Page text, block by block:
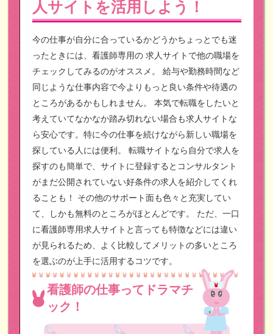
人サイトを活用しよう！
今の仕事が自分に合っているかどうかちょっとでも迷
ったときには、看護師専用の 求人サイトで他の職場を
チェックしてみるのがオススメ。
給与や勤務時間など
同じような仕事内容で今よりもっと良い条件や待遇の
ところがあるかもしれません。
本気で転職をしたいと
考えていてなかなか踏み切れない場合も求人サイトな
ら安心です。特に今の仕事を続けながら新しい職場を
探している人には便利。
転職サイトなら自分で求人を
探すのも簡単で、サイトに登録するとコンサルタント
がまだ公開されていない好条件の求人を紹介してくれ
ることも！
その他のサポート面も色々と充実してい
て、しかも無料のところがほとんどです。
ただ、一口
に看護師専用求人サイトと言っても特徴などには違い
が見られるため、よく比較してメリットの多いところ
を選ぶのが上手に活用するコツです。
看護師の仕事ってドラマチ
ック！